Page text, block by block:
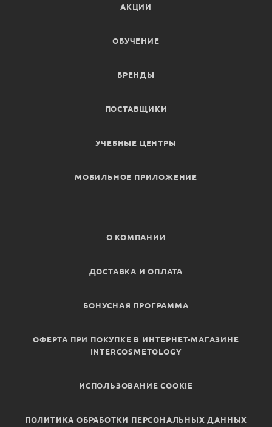
АКЦИИ
ОБУЧЕНИЕ
БРЕНДЫ
ПОСТАВЩИКИ
УЧЕБНЫЕ ЦЕНТРЫ
МОБИЛЬНОЕ ПРИЛОЖЕНИЕ
О КОМПАНИИ
ДОСТАВКА И ОПЛАТА
БОНУСНАЯ ПРОГРАММА
ОФЕРТА ПРИ ПОКУПКЕ В ИНТЕРНЕТ-МАГАЗИНЕ
INTERCOSMETOLOGY
ИСПОЛЬЗОВАНИЕ COOKIE
ПОЛИТИКА ОБРАБОТКИ ПЕРСОНАЛЬНЫХ ДАННЫХ